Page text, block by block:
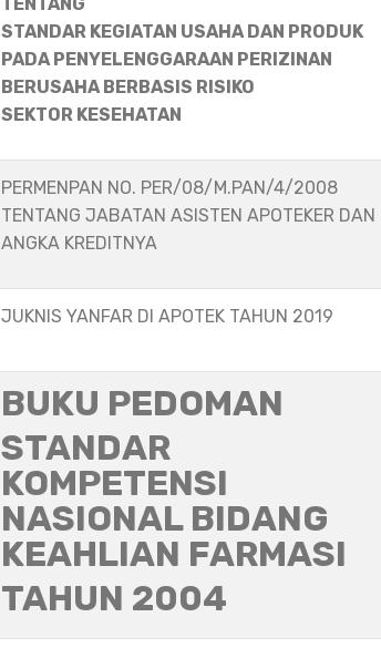
STANDAR KEGIATAN USAHA DAN PRODUK
PADA PENYELENGGARAAN PERIZINAN
BERUSAHA BERBASIS RISIKO
SEKTOR KESEHATAN
PERMENPAN NO. PER/08/M.PAN/4/2008
TENTANG JABATAN ASISTEN APOTEKER DAN
ANGKA KREDITNYA
JUKNIS YANFAR DI APOTEK TAHUN 2019
BUKU PEDOMAN
STANDAR
KOMPETENSI
NASIONAL BIDANG
KEAHLIAN FARMASI
TAHUN 2004